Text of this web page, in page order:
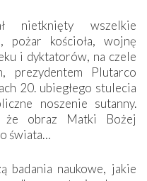
nietknięty wszelkie
pożar kościoła, wojnę
i dyktatorów, na czele
prezydentem Plutarco
20. ubiegłego stulecia
noszenie sutanny.
obraz Matki Bożej
świata…
badania naukowe, jakie